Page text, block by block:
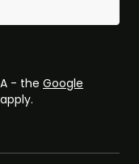
- the Google
apply.